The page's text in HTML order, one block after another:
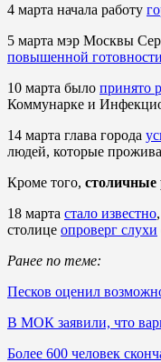
4 марта начала работу
5 марта мэр Москвы
повышенной готовности
10 марта было принято
Коммунарке и
14 марта глава города
людей, которые
Кроме того, столичные
18 марта стало известно
столице опроверг слухи
Ранее по теме:
Песков оценил
В МОК заявили, что
Более 600 человек